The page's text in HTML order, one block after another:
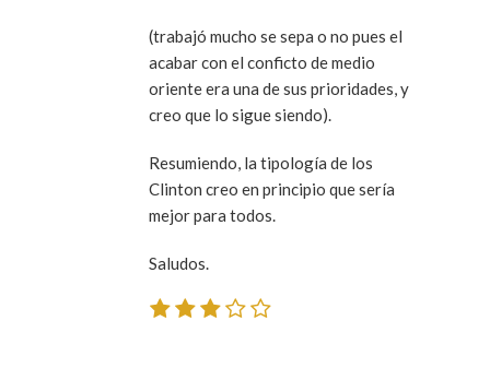
(trabajó mucho se sepa o no pues el
acabar con el conficto de medio
oriente era una de sus prioridades, y
creo que lo sigue siendo).
Resumiendo, la tipología de los
Clinton creo en principio que sería
mejor para todos.
Saludos.